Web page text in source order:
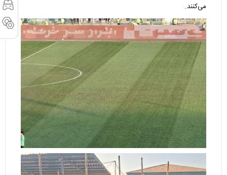
می‌کنند.